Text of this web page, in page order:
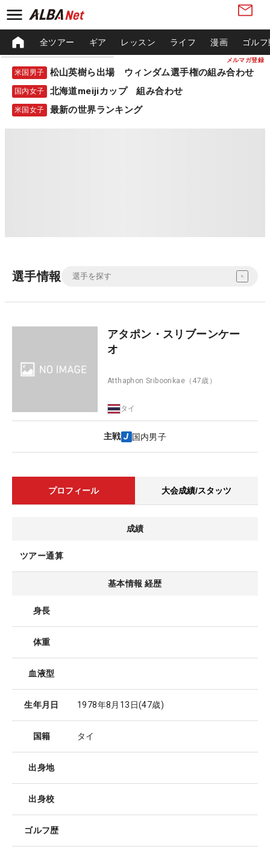
メルマガ登録
全ツアー ギア レッスン ライフ 漫画 ゴル
米国男子 松山英樹ら出場 ウィンダム選手権の組み合わせ
国内女子 北海道meijiカップ 組み合わせ
米国女子 最新の世界ランキング
選手情報
アタポン・スリブーンケー
オ
Atthaphon Sriboonkae （47歳）
タイ
主戦 国内男子
プロフィール 大会成績/スタッツ
成績
ツアー通算
基本情報 経歴
身長
体重
血液型
生年月日 1978年8月13日(47歳)
国籍 タイ
出身地
出身校
ゴルフ歴